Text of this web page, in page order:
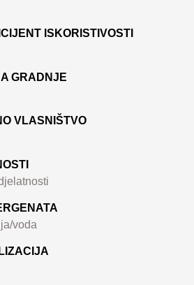
ISKORISTIVOSTI
GRADNJE
VLASNIŠTVO
voda